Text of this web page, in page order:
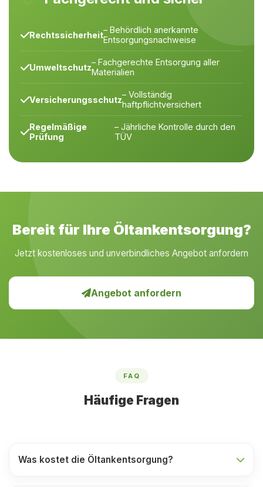
Rechtssicherheit– Behördlich anerkannte
Entsorgungsnachweise
Umweltschutz– Fachgerechte Entsorgung aller
Materialien
Versicherungsschutz– Vollständig
haftpflichtversichert
Regelmäßige
Prüfung
– Jährliche Kontrolle durch den
TÜV
Bereit für Ihre Öltankentsorgung?
Jetzt kostenloses und unverbindliches Angebot anfordern
Angebot anfordern
FAQ
Häufige Fragen
Was kostet die Öltankentsorgung?